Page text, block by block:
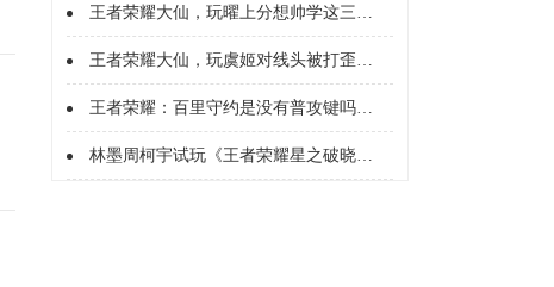
王者荣耀大仙，玩曜上分想帅学这三招，笑傲江湖纵横四海妥妥的}
王者荣耀大仙，玩虞姬对线头被打歪了咋办？且看0-2如何到13-2逆转局势
王者荣耀：百里守约是没有普攻键吗？为啥大家只用二技能喵
林墨周柯宇试玩《王者荣耀星之破晓》直呼好玩_综艺